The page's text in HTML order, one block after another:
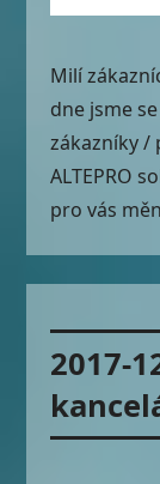
Milí
dne jsme
zákazníky /
ALTEPRO
pro vás
2017-